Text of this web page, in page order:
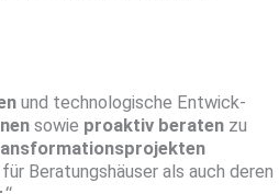
und tech­no­lo­gi­sche Ent­wick­
sowie proaktiv beraten zu
Be­ra­tungs­häu­ser als auch deren